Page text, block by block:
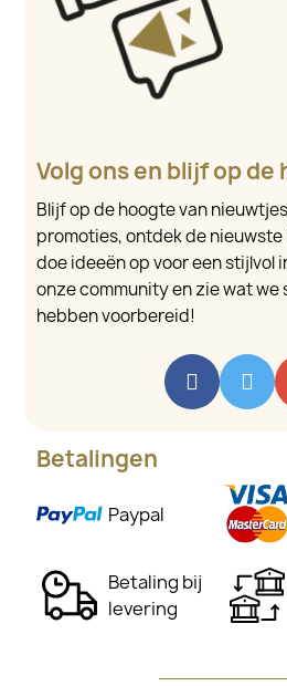
Volg ons en blijf op de
Blijf op de hoogte van
promoties, ontdek de
doe ideeën op voor een stijlvol
onze community en zie wat we
hebben voorbereid!
Betalingen
Paypal
Betaling bij
levering